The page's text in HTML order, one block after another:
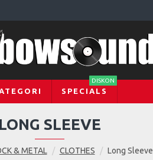
SPECIALS
DISKON
& METAL CLOTHES Long Sleeve
LONG SLEEVE